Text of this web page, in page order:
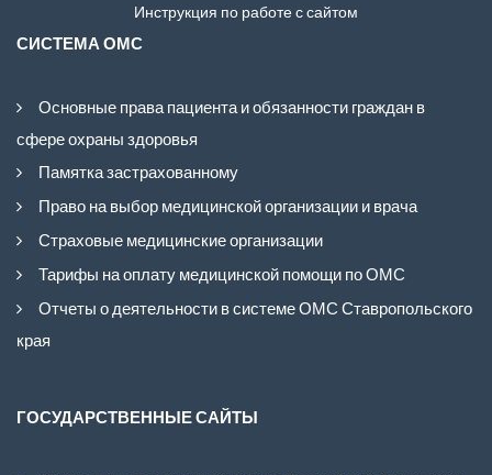
Инструкция по работе с сайтом
СИСТЕМА ОМС
Основные права пациента и обязанности граждан в
сфере охраны здоровья
Памятка застрахованному
Право на выбор медицинской организации и врача
Страховые медицинские организации
Тарифы на оплату медицинской помощи по ОМС
Отчеты о деятельности в системе ОМС Ставропольского
края
ГОСУДАРСТВЕННЫЕ САЙТЫ